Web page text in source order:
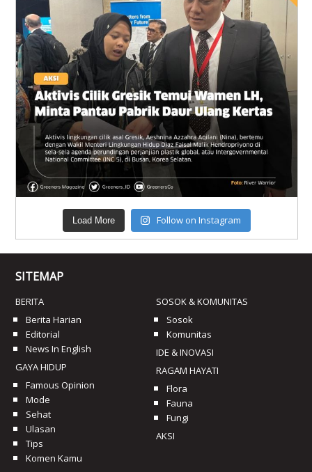
Load More Follow on Instagram
SITEMAP
BERITA
Berita Harian
Editorial
News In English
GAYA HIDUP
Famous Opinion
Mode
Sehat
Ulasan
Tips
Komen Kamu
SOSOK & KOMUNITAS
Sosok
Komunitas
IDE & INOVASI
RAGAM HAYATI
Flora
Fauna
Fungi
AKSI